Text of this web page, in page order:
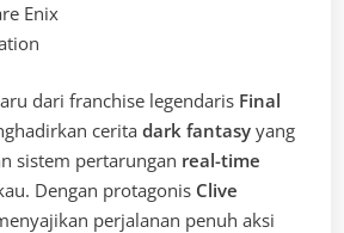
Enix
dari franchise legendaris Final
cerita dark fantasy yang
sistem pertarungan real-time
Dengan protagonis Clive
perjalanan penuh aksi